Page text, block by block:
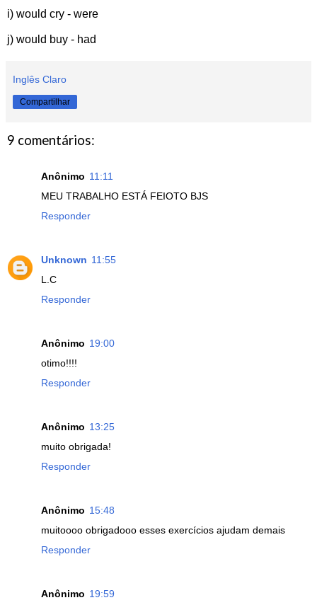
i) would cry - were
j) would buy - had
Inglês Claro
Compartilhar
9 comentários:
Anônimo 11:11
MEU TRABALHO ESTÁ FEIOTO BJS
Responder
Unknown 11:55
L.C
Responder
Anônimo 19:00
otimo!!!!
Responder
Anônimo 13:25
muito obrigada!
Responder
Anônimo 15:48
muitoooo obrigadooo esses exercícios ajudam demais
Responder
Anônimo 19:59